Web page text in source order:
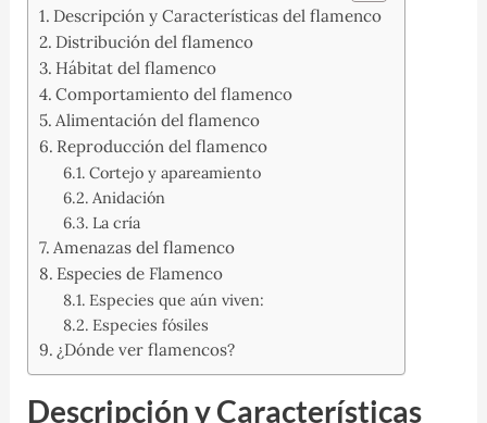
Descripción y Características del flamenco
Distribución del flamenco
Hábitat del flamenco
Comportamiento del flamenco
Alimentación del flamenco
Reproducción del flamenco
Cortejo y apareamiento
Anidación
La cría
Amenazas del flamenco
Especies de Flamenco
Especies que aún viven:
Especies fósiles
¿Dónde ver flamencos?
Descripción y Características